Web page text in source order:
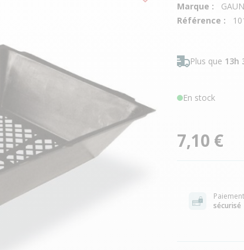
Marque :
GAUN
Référence :
Plus que 13h
En stock
7,10 €
Paiement
sécurisé